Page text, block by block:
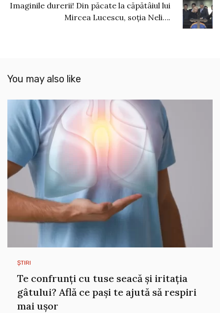
Imaginile durerii! Din păcate la căpătâiul lui
Mircea Lucescu, soția Neli….
You may also like
ȘTIRI
Te confrunți cu tuse seacă și iritația
gâtului? Află ce pași te ajută să respiri
mai ușor